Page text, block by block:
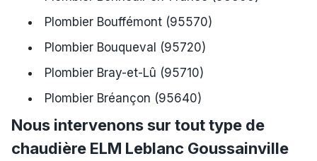
Plombier Bouffémont (95570)
Plombier Bouqueval (95720)
Plombier Bray-et-Lû (95710)
Plombier Bréançon (95640)
Nous intervenons sur tout type de
chaudière ELM Leblanc Goussainville